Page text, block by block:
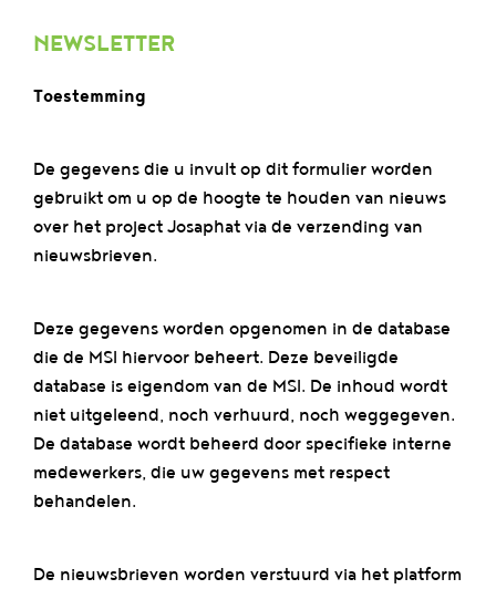
NEWSLETTER
Toestemming
De gegevens die u invult op dit formulier worden
gebruikt om u op de hoogte te houden van nieuws
over het project Josaphat via de verzending van
nieuwsbrieven.
Deze gegevens worden opgenomen in de database
die de MSI hiervoor beheert. Deze beveiligde
database is eigendom van de MSI. De inhoud wordt
niet uitgeleend, noch verhuurd, noch weggegeven.
De database wordt beheerd door specifieke interne
medewerkers, die uw gegevens met respect
behandelen.
De nieuwsbrieven worden verstuurd via het platform